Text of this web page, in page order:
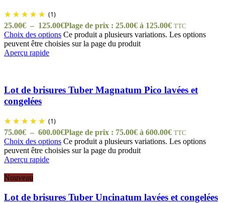
(1)
25.00€ – 125.00€Plage de prix : 25.00€ à 125.00€ TTC
Choix des options Ce produit a plusieurs variations. Les options
peuvent être choisies sur la page du produit
Aperçu rapide
Lot de brisures Tuber Magnatum Pico lavées et
congelées
(1)
75.00€ – 600.00€Plage de prix : 75.00€ à 600.00€ TTC
Choix des options Ce produit a plusieurs variations. Les options
peuvent être choisies sur la page du produit
Aperçu rapide
Nouveau
Lot de brisures Tuber Uncinatum lavées et congelées